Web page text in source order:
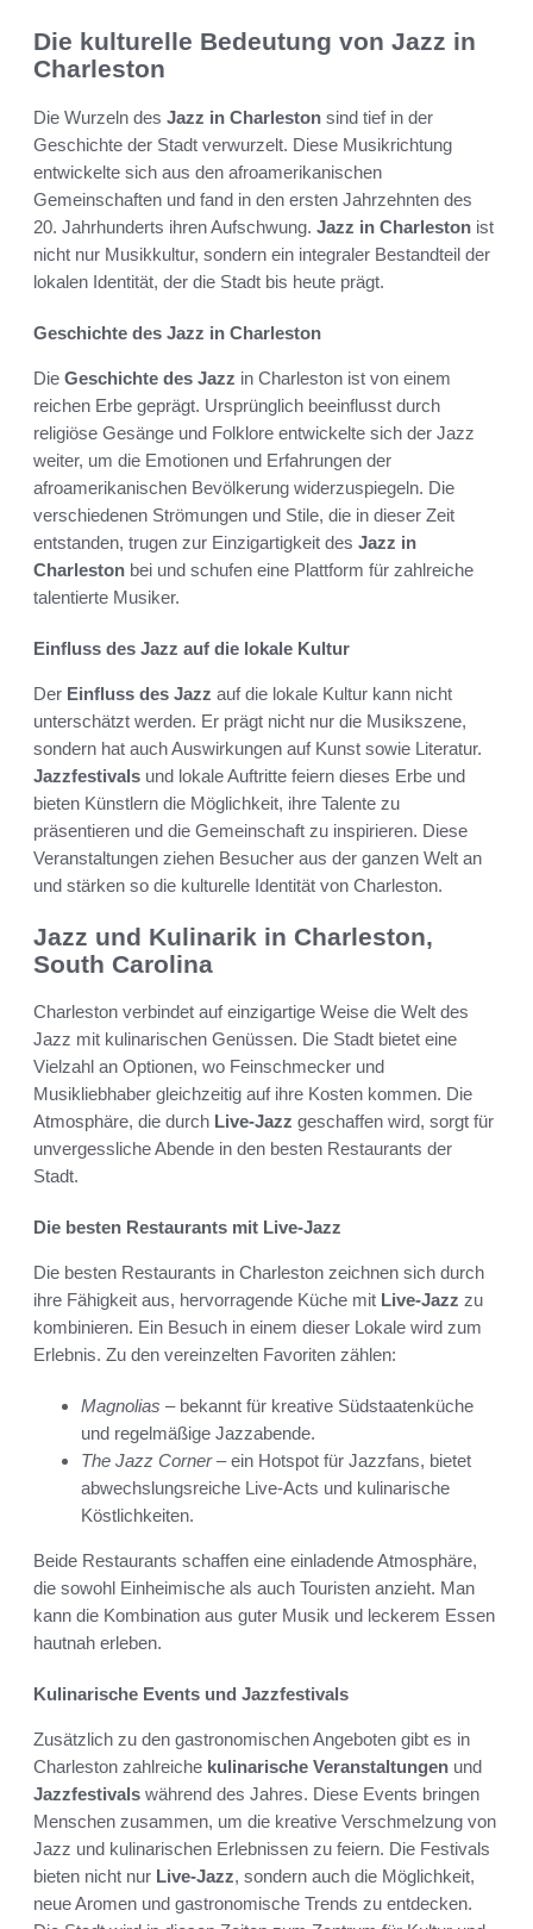
Die kulturelle Bedeutung von Jazz in
Charleston
Die Wurzeln des Jazz in Charleston sind tief in der
Geschichte der Stadt verwurzelt. Diese Musikrichtung
entwickelte sich aus den afroamerikanischen
Gemeinschaften und fand in den ersten Jahrzehnten des
20. Jahrhunderts ihren Aufschwung. Jazz in Charleston ist
nicht nur Musikkultur, sondern ein integraler Bestandteil der
lokalen Identität, der die Stadt bis heute prägt.
Geschichte des Jazz in Charleston
Die Geschichte des Jazz in Charleston ist von einem
reichen Erbe geprägt. Ursprünglich beeinflusst durch
religiöse Gesänge und Folklore entwickelte sich der Jazz
weiter, um die Emotionen und Erfahrungen der
afroamerikanischen Bevölkerung widerzuspiegeln. Die
verschiedenen Strömungen und Stile, die in dieser Zeit
entstanden, trugen zur Einzigartigkeit des Jazz in
Charleston bei und schufen eine Plattform für zahlreiche
talentierte Musiker.
Einfluss des Jazz auf die lokale Kultur
Der Einfluss des Jazz auf die lokale Kultur kann nicht
unterschätzt werden. Er prägt nicht nur die Musikszene,
sondern hat auch Auswirkungen auf Kunst sowie Literatur.
Jazzfestivals und lokale Auftritte feiern dieses Erbe und
bieten Künstlern die Möglichkeit, ihre Talente zu
präsentieren und die Gemeinschaft zu inspirieren. Diese
Veranstaltungen ziehen Besucher aus der ganzen Welt an
und stärken so die kulturelle Identität von Charleston.
Jazz und Kulinarik in Charleston,
South Carolina
Charleston verbindet auf einzigartige Weise die Welt des
Jazz mit kulinarischen Genüssen. Die Stadt bietet eine
Vielzahl an Optionen, wo Feinschmecker und
Musikliebhaber gleichzeitig auf ihre Kosten kommen. Die
Atmosphäre, die durch Live-Jazz geschaffen wird, sorgt für
unvergessliche Abende in den besten Restaurants der
Stadt.
Die besten Restaurants mit Live-Jazz
Die besten Restaurants in Charleston zeichnen sich durch
ihre Fähigkeit aus, hervorragende Küche mit Live-Jazz zu
kombinieren. Ein Besuch in einem dieser Lokale wird zum
Erlebnis. Zu den vereinzelten Favoriten zählen:
Magnolias – bekannt für kreative Südstaatenküche
und regelmäßige Jazzabende.
The Jazz Corner– ein Hotspot für Jazzfans, bietet
abwechslungsreiche Live-Acts und kulinarische
Köstlichkeiten.
Beide Restaurants schaffen eine einladende Atmosphäre,
die sowohl Einheimische als auch Touristen anzieht. Man
kann die Kombination aus guter Musik und leckerem Essen
hautnah erleben.
Kulinarische Events und Jazzfestivals
Zusätzlich zu den gastronomischen Angeboten gibt es in
Charleston zahlreiche kulinarische Veranstaltungen und
Jazzfestivals während des Jahres. Diese Events bringen
Menschen zusammen, um die kreative Verschmelzung von
Jazz und kulinarischen Erlebnissen zu feiern. Die Festivals
bieten nicht nur Live-Jazz, sondern auch die Möglichkeit,
neue Aromen und gastronomische Trends zu entdecken.